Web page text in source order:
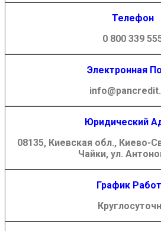
Телефон
0 800 339
Электронная
Юридический
08135, Киевская обл., Киево-
Чайки, ул.
График